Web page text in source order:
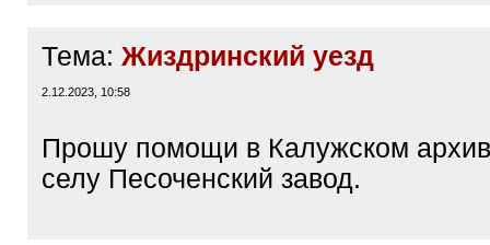
Тема: Жиздринский уезд
2.12.2023, 10:58
Прошу помощи в Калужском
селу Песоченский завод.